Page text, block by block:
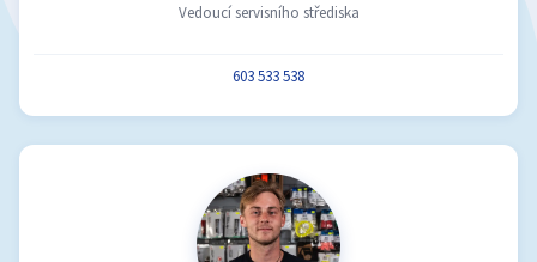
Vedoucí servisního střediska
603 533 538